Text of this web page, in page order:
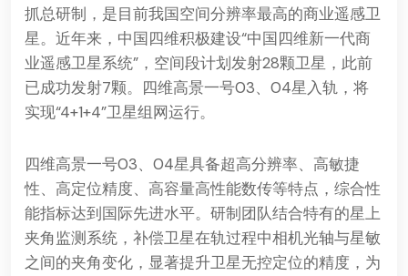
抓总研制，是目前我国空间分辨率最高的商业遥感卫
星。近年来， 中国四维积极建设“中国四维新一代商
业遥感卫星系统”，空间段计划发射28颗卫星，此前
已成功发射7颗。四维高景一号03、04星入轨，将
实现“4+1+4”卫星组网运行。
四维高景一号03、04星具备超高分辨率、高敏捷
性、高定位精度、高容量高性能数传等特点，综合性
能指标达到国际先进水平。研制团队结合特有的星上
夹角监测系统，补偿卫星在轨过程中相机光轴与星敏
之间的夹角变化，显著提升卫星无控定位的精度，为